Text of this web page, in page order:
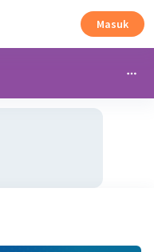
Masuk